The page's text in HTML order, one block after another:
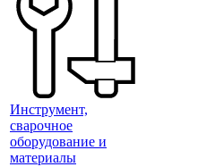
Инструмент,
сварочное
оборудование и
материалы